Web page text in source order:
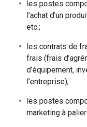
les postes
l’achat d’un
etc.;
les contrats de
frais (frais
d’équipement,
l’entreprise);
les postes
marketing à